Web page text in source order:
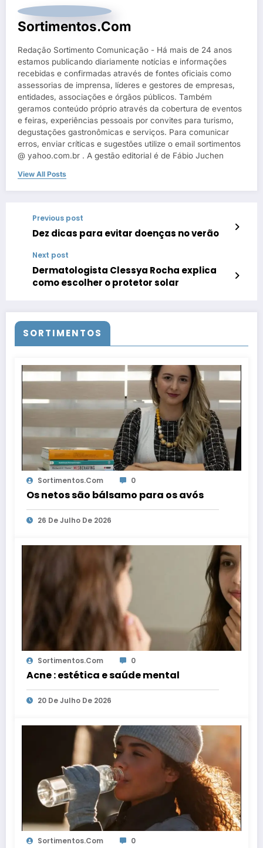
Sortimentos.com
Redação Sortimento Comunicação - Há mais de 24 anos
estamos publicando diariamente notícias e informações
recebidas e confirmadas através de fontes oficiais como
assessorias de imprensa, líderes e gestores de empresas,
entidades, associações e órgãos públicos. Também
geramos conteúdo próprio através da cobertura de eventos
e feiras, experiências pessoais por convites para turismo,
degustações gastronômicas e serviços. Para comunicar
erros, enviar críticas e sugestões utilize o email sortimentos
@ yahoo.com.br . A gestão editorial é de Fábio Juchen
View All Posts
Previous post
Dez dicas para evitar doenças no verão
Next post
Dermatologista Clessya Rocha explica
como escolher o protetor solar
SORTIMENTOS
Sortimentos.com 0
Os netos são bálsamo para os avós
26 De Julho De 2026
Sortimentos.com 0
Acne : estética e saúde mental
20 De Julho De 2026
Sortimentos.com 0